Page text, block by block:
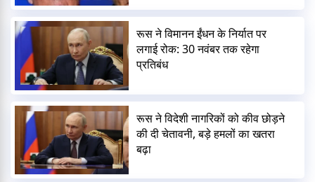
रूस ने विमानन ईंधन के निर्यात पर
लगाई रोक: 30 नवंबर तक रहेगा
प्रतिबंध
रूस ने विदेशी नागरिकों को कीव छोड़ने
की दी चेतावनी, बड़े हमलों का खतरा
बढ़ा